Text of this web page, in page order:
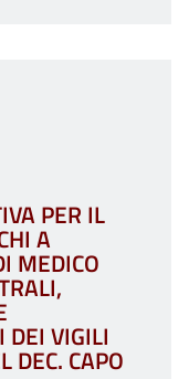
PER IL
A
MEDICO
DEI VIGILI
DEC. CAPO